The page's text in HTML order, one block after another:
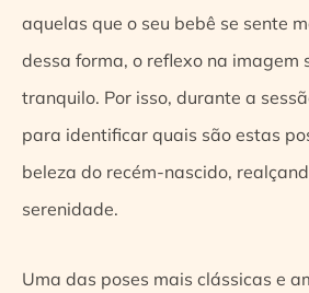
aquelas que o seu bebê se sente
dessa forma, o reflexo na imagem
tranquilo. Por isso, durante a
para identificar quais são estas
beleza do recém-nascido,
serenidade.
Uma das poses mais clássicas e